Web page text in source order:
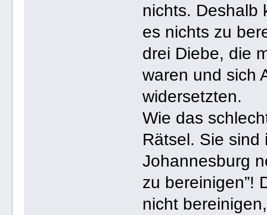
nichts. Deshalb
es nichts zu
drei Diebe, die
waren und sich
widersetzten.
Wie das
Rätsel. Sie sind
Johannesburg
zu bereinigen”!
nicht